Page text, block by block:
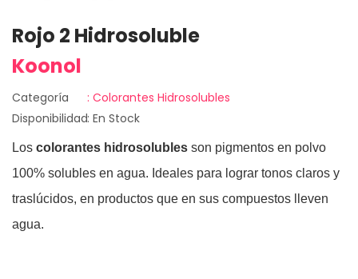
Rojo 2 Hidrosoluble
Koonol
Categoría
: Colorantes Hidrosolubles
Disponibilidad: En Stock
Los colorantes hidrosolubles son pigmentos en polvo
100% solubles en agua. Ideales para lograr tonos claros y
traslúcidos, en productos que en sus compuestos lleven
agua.